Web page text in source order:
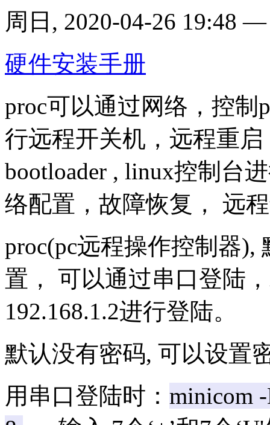
周日, 2020-04-26 19:48
硬件安装手册
proc可以通过网络，控
行远程开关机，远程重
bootloader , linux控制台
络配置，故障恢复， 远
proc(pc远程操作控制器),
置， 可以通过串口登陆
192.168.1.2进行登陆。
默认没有密码, 可以设置
用串口登陆时： minicom